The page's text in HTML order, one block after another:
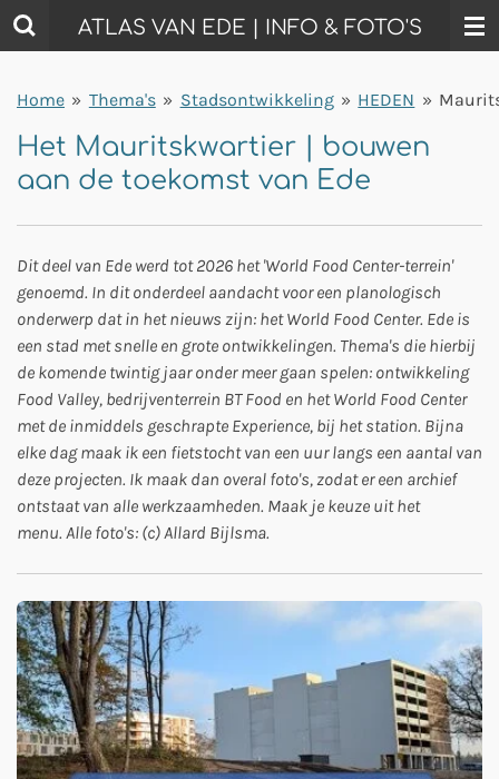
Ga
direct
de
ATLAS VAN EDE | INFO & FOTO'S
Home » Thema's » Stadsontwikkeling » HEDEN »
Het Mauritskwartier | bouwen
aan de toekomst van Ede
Dit deel van Ede werd tot 2026 het 'World Food Center-terrein'
genoemd. In dit onderdeel aandacht voor een planologisch
onderwerp dat in het nieuws zijn: het World Food Center. Ede is
een stad met snelle en grote ontwikkelingen. Thema's die hierbij
de komende twintig jaar onder meer gaan spelen: ontwikkeling
Food Valley, bedrijventerrein BT Food en het World Food Center
met de inmiddels geschrapte Experience, bij het station. Bijna
elke dag maak ik een fietstocht van een uur langs een aantal van
deze projecten. Ik maak dan overal foto's, zodat er een archief
ontstaat van alle werkzaamheden. Maak je keuze uit het
menu. Alle foto's: (c) Allard Bijlsma.